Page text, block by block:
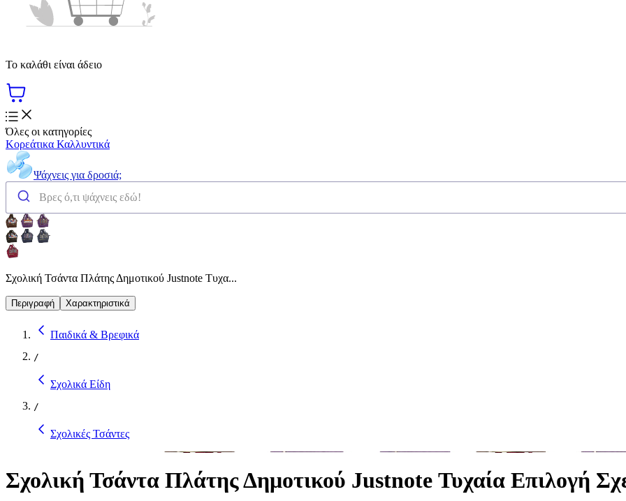
Το καλάθι είναι άδειο
Όλες οι κατηγορίες
Κορεάτικα Καλλυντικά
Ψάχνεις για δροσιά;
Σχολική Τσάντα Πλάτης Δημοτικού Justnote Τυχα...
Περιγραφή Χαρακτηριστικά
Παιδικά & Βρεφικά
/
Σχολικά Είδη
/
Σχολικές Τσάντες
Σχολική Τσάντα Πλάτης Δημοτικού Justnote Τυχαία Επιλογή